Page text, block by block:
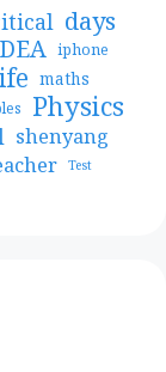
days
iphone
maths
Physics
shenyang
Test